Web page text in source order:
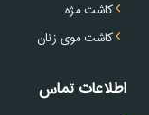
کاشت مژه
کاشت موی زنان
اطلاعات تماس